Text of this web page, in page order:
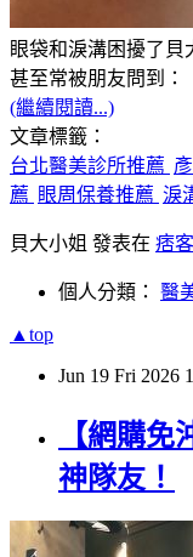
眼袋和淚溝困擾了
甚至常被朋友問到：
(繼續閱讀...)
文章標籤：
台北醫美診所推薦
薦 眼周保養推薦 淚
貝大小姐 發表在 痞
個人分類： 醫
▲top
Jun 19 Fri 2026
【網購
神隊友！